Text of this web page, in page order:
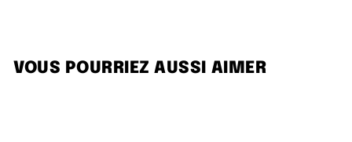
VOUS POURRIEZ AUSSI AIMER